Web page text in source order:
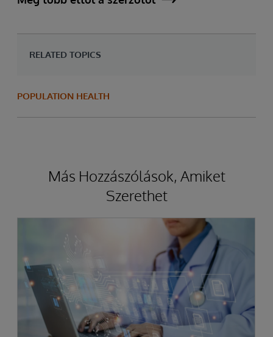
RELATED TOPICS
POPULATION HEALTH
Más Hozzászólások, Amiket
Szerethet